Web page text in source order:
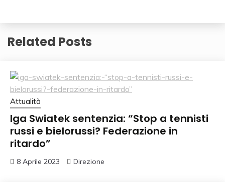
Related Posts
Attualità
Iga Swiatek sentenzia: “Stop a tennisti
russi e bielorussi? Federazione in
ritardo”
8 Aprile 2023 Direzione